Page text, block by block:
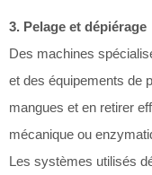
3. Pelage et dépiérage
Des machines
et des équipements de
mangues et en retirer
mécanique ou
Les systèmes utilisés